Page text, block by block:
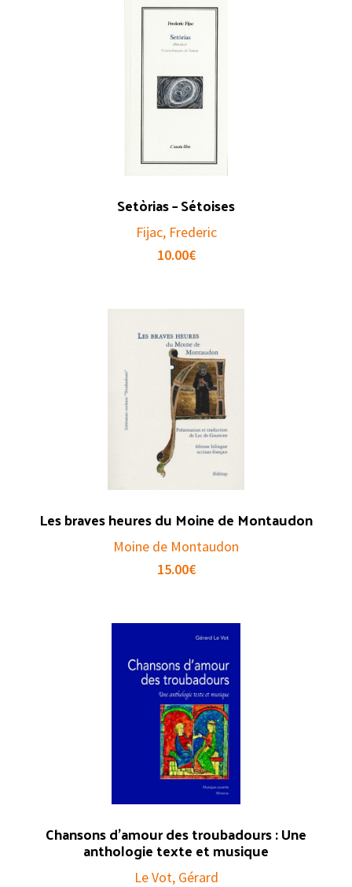
Setòrias – Sétoises
Fijac, Frederic
10.00€
Les braves heures du Moine de Montaudon
Moine de Montaudon
15.00€
Chansons d’amour des troubadours : Une
anthologie texte et musique
Le Vot, Gérard